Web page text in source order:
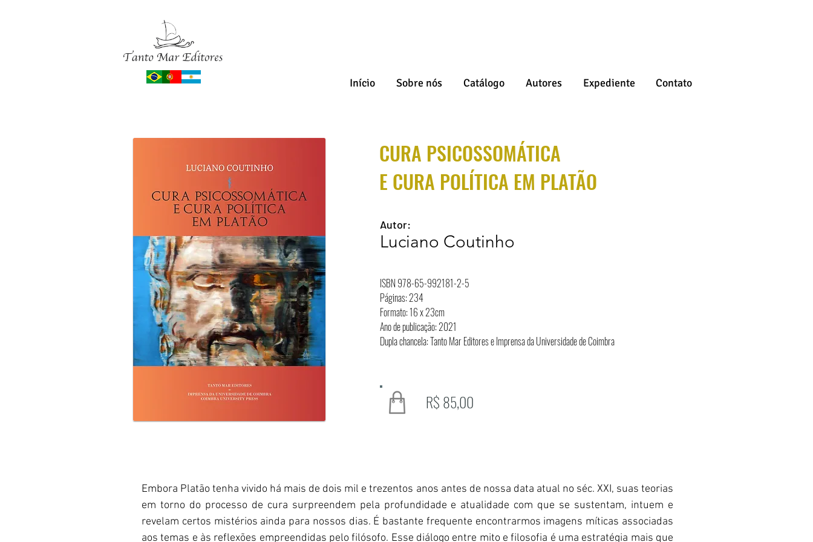
Início Sobre nós Catálogo Autores Expediente Contato
CURA PSICOSSOMÁTICA
E CURA POLÍTICA EM PLATÃO
Autor:
Luciano Coutinho
ISBN 978-65-992181-2-5
Páginas: 234
Formato: 16 x 23cm
Ano de publicação: 2021
Dupla chancela: Tanto Mar Editores e Imprensa da Universidade de Coimbra
R$ 85,00
Embora Platão tenha vivido há mais de dois mil e trezentos anos antes de nossa data atual no séc. XXI, suas teorias
em torno do processo de cura surpreendem pela profundidade e atualidade com que se sustentam, intuem e
revelam certos mistérios ainda para nossos dias. É bastante frequente encontrarmos imagens míticas associadas
aos temas e às reflexões empreendidas pelo filósofo. Esse diálogo entre mito e filosofia é uma estratégia mais que